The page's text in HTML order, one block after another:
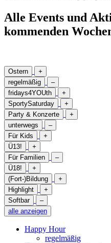
Alle Events und
kommenden
Ostern
+
regelmäßig
–
fridays4YOUth
+
SportySaturday
+
Party & Konzerte
+
unterwegs
–
Für Kids
+
Ü13!
+
Für Familien
–
Ü18!
+
(Fort-)Bildung
+
Highlight
+
Softbar
–
alle anzeigen
Happy Hour
regelmäßig